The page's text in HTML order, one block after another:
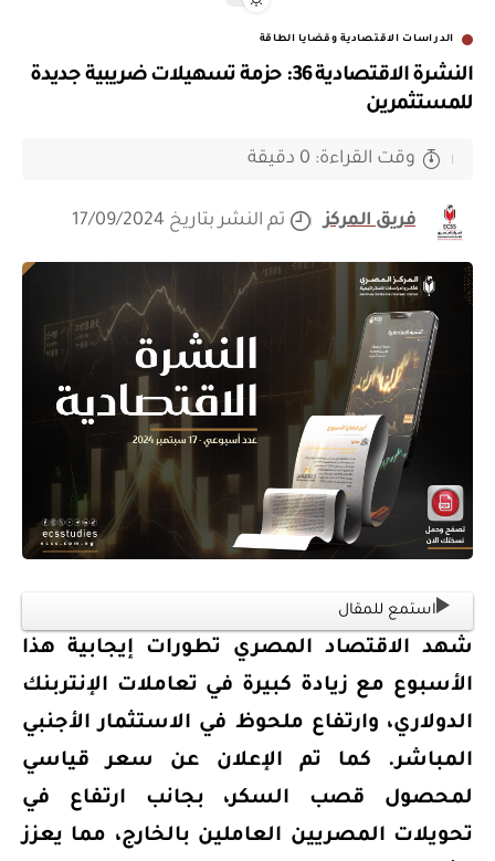
الدراسات الاقتصادية وقضايا الطاقة
النشرة الاقتصادية 36: حزمة تسهيلات ضريبية جديدة
للمستثمرين
فريق المركز تم النشر بتاريخ 17/09/2024
وقت القراءة: 0 دقيقة
استمع للمقال
شهد الاقتصاد المصري تطورات إيجابية هذا
الأسبوع مع زيادة كبيرة في تعاملات الإنتربنك
الدولاري، وارتفاع ملحوظ في الاستثمار الأجنبي
المباشر. كما تم الإعلان عن سعر قياسي
لمحصول قصب السكر، بجانب ارتفاع في
تحويلات المصريين العاملين بالخارج، مما يعزز